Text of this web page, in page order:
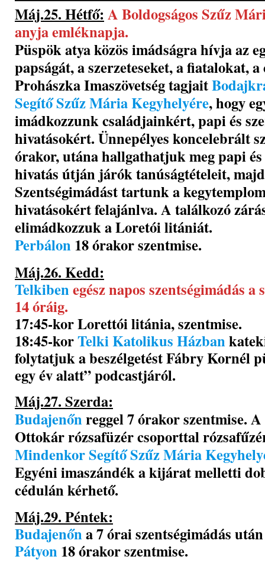
Máj.25. Hétfő: A Boldogságos Szűz
anyja emléknapja.
Püspök atya közös imádságra hívja az
papságát, a szerzeteseket, a fiatalokat,
Prohászka Imaszövetség tagjait
Segítő Szűz Mária Kegyhelyére, hogy
imádkozzunk családjainkért, papi és
hivatásokért. Ünnepélyes koncelebrált
órakor, utána hallgathatjuk meg papi és
hivatás útján járók tanúságtételeit, majd
Szentségimádást tartunk a
hivatásokért felajánlva. A találkozó
elimádkozzuk a Loretói litániát.
Perbálon 18 órakor szentmise.
Máj.26. Kedd:
Telkibenegész napos szentségimádás a
14 óráig.
17:45-kor Lorettói litánia, szentmise.
18:45-korTelki Katolikus Házban
folytatjuk a beszélgetést Fábry Kornél
egy év alatt” podcastjáról.
Máj.27. Szerda:
Budajenőnreggel 7 órakor szentmise.
Ottokár rózsafüzér csoporttal
Mindenkor Segítő Szűz Mária
Egyéni imaszándék a kijárat melletti
cédulán kérhető.
Máj.29. Péntek:
Budajenőna 7 órai szentségimádás
Pátyon 18 órakor szentmise.